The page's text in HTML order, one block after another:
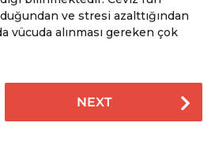
ve stresi azalttığından
vücuda alınması gereken çok
NEXT